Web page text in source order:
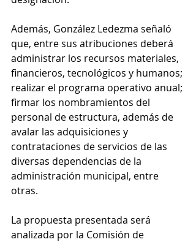
Además, González Ledezma señaló
que, entre sus atribuciones deberá
administrar los recursos materiales,
financieros, tecnológicos y humanos;
realizar el programa operativo anual;
firmar los nombramientos del
personal de estructura, además de
avalar las adquisiciones y
contrataciones de servicios de las
diversas dependencias de la
administración municipal, entre
otras.
La propuesta presentada será
analizada por la Comisión de